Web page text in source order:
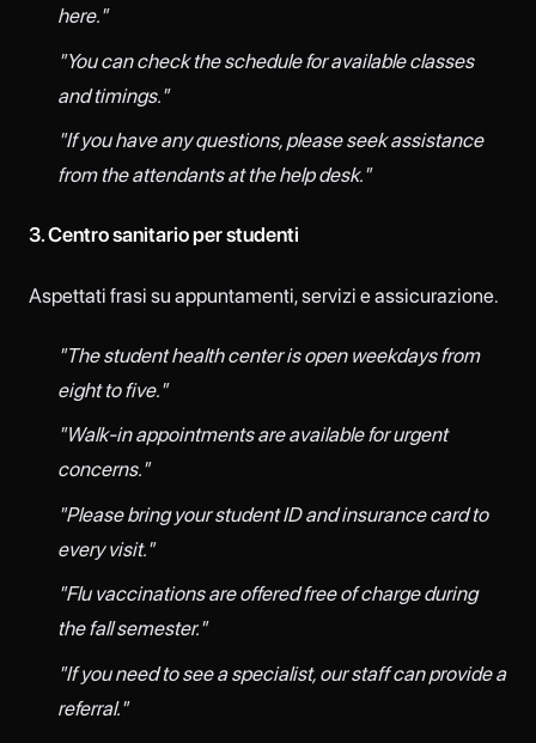
here."
"You can check the schedule for available classes
and timings."
"If you have any questions, please seek assistance
from the attendants at the help desk."
3. Centro sanitario per studenti
Aspettati frasi su appuntamenti, servizi e assicurazione.
"The student health center is open weekdays from
eight to five."
"Walk-in appointments are available for urgent
concerns."
"Please bring your student ID and insurance card to
every visit."
"Flu vaccinations are offered free of charge during
the fall semester."
"If you need to see a specialist, our staff can provide a
referral."